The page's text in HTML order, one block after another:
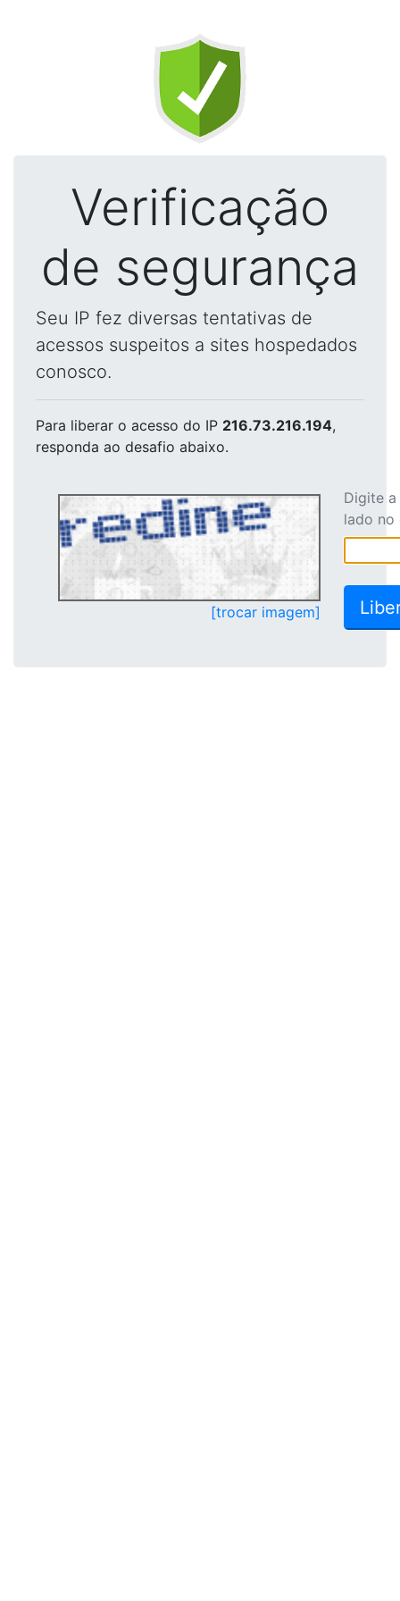
Verificação
de segurança
Seu IP fez diversas tentativas de
acessos suspeitos a sites hospedados
conosco.
Para liberar o acesso do IP 216.73.216.194,
responda ao desafio abaixo.
[trocar imagem]
Digite
lado no